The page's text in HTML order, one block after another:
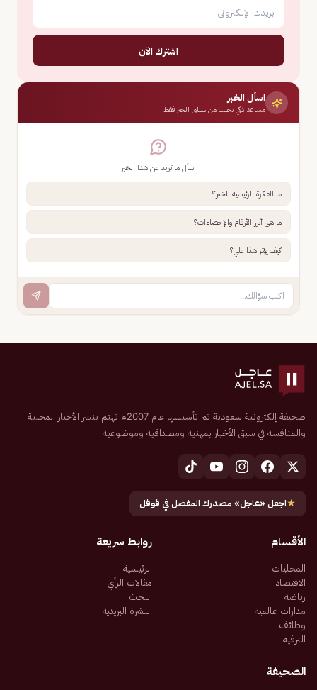
اشترك الآن
اسأل الخبر
مساعد ذكي يجيب من سياق الخبر فقط
اسأل ما تريد عن هذا الخبر
ما الفكرة الرئيسية للخبر؟
ما هي أبرز الأرقام والإحصاءات؟
كيف يؤثر هذا علي؟
صحيفة إلكترونية سعودية تم تأسيسها عام 2007م تهتم بنشر الأخبار المحلية
والمنافسة في سبق الأخبار بمهنية ومصداقية وموضوعية
★اجعل «عاجل» مصدرك المفضل في قوقل
الأقسام
المحليات
الاقتصاد
رياضة
مدارات عالمية
وظائف
الترفيه
روابط سريعة
الرئيسية
مقالات الرأي
البحث
النشرة البريدية
الصحيفة